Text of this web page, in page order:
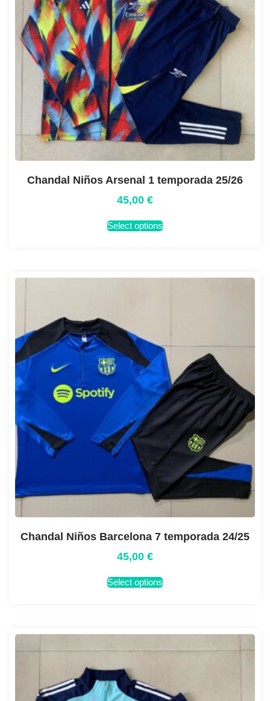
Chandal Niños Arsenal 1 temporada 25/26
45,00 €
Select options
Chandal Niños Barcelona 7 temporada 24/25
45,00 €
Select options